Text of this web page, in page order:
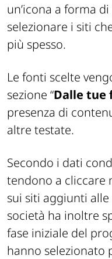
un’icona a forma
selezionare i siti
più spesso.
Le fonti scelte
sezione “Dalle tue
presenza di
altre testate.
Secondo i dati
tendono a cliccare
sui siti aggiunti
società ha inoltre
fase iniziale del
hanno selezionato